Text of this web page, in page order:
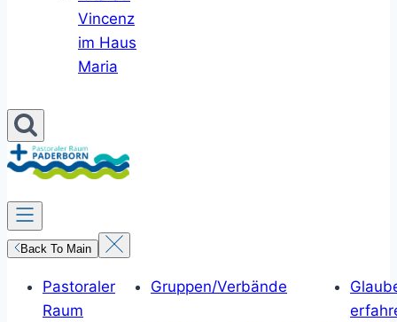
Vincenz
im Haus
Maria
Back To Main
Pastoraler
Raum
Gruppen/Verbände